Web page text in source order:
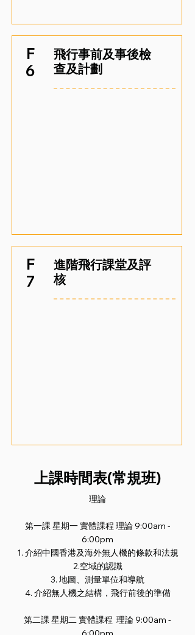
F
6
飛行事前及事後檢
查及計劃
F
7
進階飛行課堂及評
核
上課時間表(常規班)
理論
第一課 星期一 實體課程 理論 9:00am -
6:00pm
1. 介紹中國香港及海外無人機的條款和法規
2.空域的認識
3. 地圖、測量單位和導航
4. 介紹無人機之結構，飛行前後的準備
第二課 星期二 實體課程 理論 9:00am -